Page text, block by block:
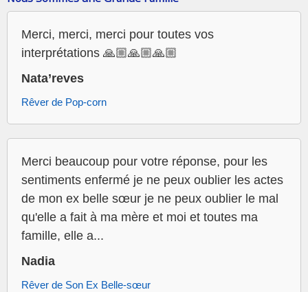
Merci, merci, merci pour toutes vos
interprétations 🙏🏼🙏🏼🙏🏼
Nata’reves
Rêver de Pop-corn
Merci beaucoup pour votre réponse, pour les
sentiments enfermé je ne peux oublier les actes
de mon ex belle sœur je ne peux oublier le mal
qu'elle a fait à ma mère et moi et toutes ma
famille, elle a...
Nadia
Rêver de Son Ex Belle-sœur